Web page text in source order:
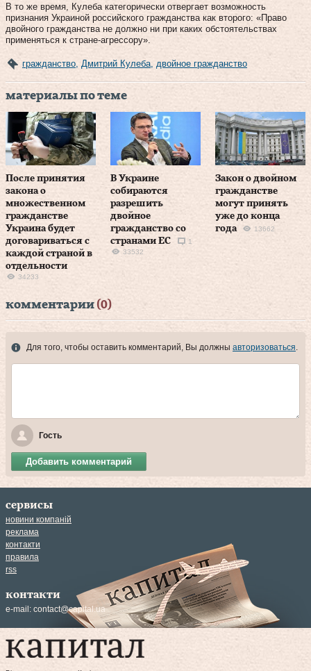
В то же время, Кулеба категорически отвергает возможность
признания Украиной российского гражданства как второго: «Право
двойного гражданства не должно ни при каких обстоятельствах
применяться к стране-агрессору».
гражданство Дмитрий Кулеба двойное гражданство
материалы по теме
После принятия
закона о
множественном
гражданстве
Украина будет
договариваться с
каждой страной в
отдельности
34233
В Украине
собираются
разрешить
двойное
гражданство со
странами ЕС
1
33532
Закон о двойном
гражданстве
могут принять
уже до конца
года
13662
комментарии (0)
Для того, чтобы оставить комментарий, Вы должны авторизоваться.
Гость
Добавить комментарий
сервисы
новини компаній
реклама
контакти
правила
rss
контакти
e-mail: contact@capital.ua